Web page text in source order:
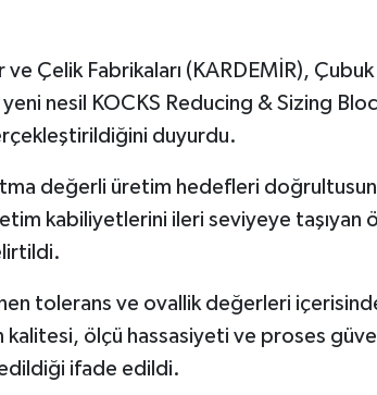
Çelik Fabrikaları (KARDEMİR), Çubuk
nesil KOCKS Reducing & Sizing
duyurdu.
değerli üretim hedefleri
kabiliyetlerini ileri seviyeye taşıyan
tolerans ve ovallik değerleri
kalitesi, ölçü hassasiyeti ve proses
edildiği ifade edildi.